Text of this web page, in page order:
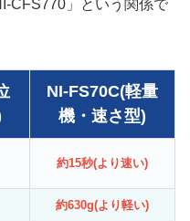
CFS770」という関係で
NI-FS70C(軽量
機・速さ型)
約15秒(より速い)
約630g(より軽い)